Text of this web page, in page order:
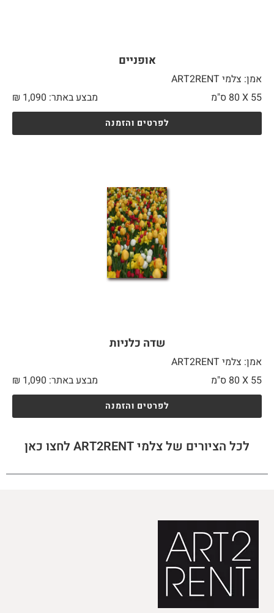
אופניים
אמן: צלמי ART2RENT
55 X
מבצע באתר: ₪ 1,090
לפרטים והזמנה
שדה כלניות
אמן: צלמי ART2RENT
55 X
מבצע באתר: ₪ 1,090
לפרטים והזמנה
לכל הציורים של צלמי ART2RENT לחצו כאן